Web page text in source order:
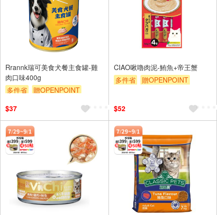
Rrannk瑞可美食犬餐主食罐-雞
肉口味400g
多件省
贈OPENPOINT
$37
CIAO啾嚕肉泥-鮪魚+帝王蟹
多件省
贈OPENPOINT
$52